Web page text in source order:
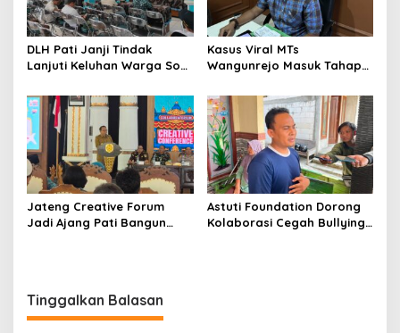
DLH Pati Janji Tindak
Lanjuti Keluhan Warga Soal
Kasus Viral MTs
Wangunrejo Masuk Tahap
Kumpulkan Alat Bukti
Jateng Creative Forum
Jadi Ajang Pati Bangun
Astuti Foundation Dorong
Kolaborasi Cegah Bullying
Tinggalkan Balasan